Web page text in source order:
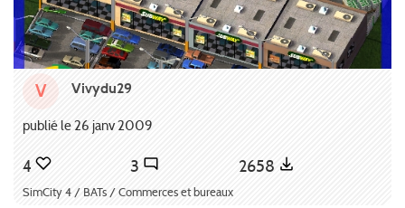
V Vivydu29
publié le 26 janv 2009
4 3 2658
SimCity 4 / BATs / Commerces et bureaux